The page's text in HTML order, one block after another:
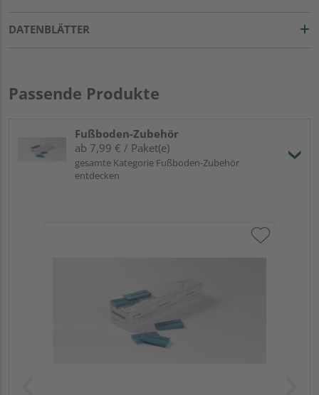
DATENBLÄTTER
Passende Produkte
Fußboden-Zubehör
ab 7,99 € / Paket(e)
gesamte Kategorie Fußboden-Zubehör
entdecken